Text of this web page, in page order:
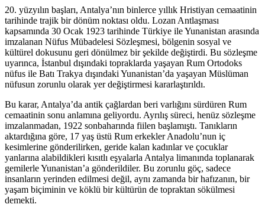
20. yüzyılın başları, Antalya’nın binlerce yıllık Hristiyan cemaatinin
tarihinde trajik bir dönüm noktası oldu. Lozan Antlaşması
kapsamında 30 Ocak 1923 tarihinde Türkiye ile Yunanistan arasında
imzalanan Nüfus Mübadelesi Sözleşmesi, bölgenin sosyal ve
kültürel dokusunu geri dönülmez bir şekilde değiştirdi. Bu sözleşme
uyarınca, İstanbul dışındaki topraklarda yaşayan Rum Ortodoks
nüfus ile Batı Trakya dışındaki Yunanistan’da yaşayan Müslüman
nüfusun zorunlu olarak yer değiştirmesi kararlaştırıldı.
Bu karar, Antalya’da antik çağlardan beri varlığını sürdüren Rum
cemaatinin sonu anlamına geliyordu. Ayrılış süreci, henüz sözleşme
imzalanmadan, 1922 sonbaharında fiilen başlamıştı. Tanıkların
aktardığına göre, 17 yaş üstü Rum erkekler Anadolu’nun iç
kesimlerine gönderilirken, geride kalan kadınlar ve çocuklar
yanlarına alabildikleri kısıtlı eşyalarla Antalya limanında toplanarak
gemilerle Yunanistan’a gönderildiler. Bu zorunlu göç, sadece
insanların yerinden edilmesi değil, aynı zamanda bir hafızanın, bir
yaşam biçiminin ve köklü bir kültürün de topraktan sökülmesi
demekti.